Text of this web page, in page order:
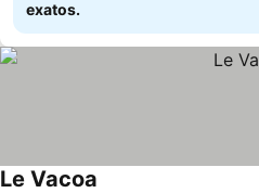
exatos.
Le Vacoa